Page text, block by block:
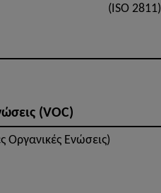
(ISO 2811)
(VOC)
Οργανικές Ενώσεις)